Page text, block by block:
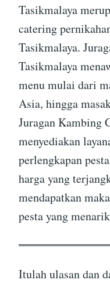
Tasikmalaya
catering
Tasikmalaya.
Tasikmalaya
menu mulai dari
Asia, hingga
Juragan Kambing
menyediakan
perlengkapan
harga yang
mendapatkan
pesta yang
Itulah ulasan dan